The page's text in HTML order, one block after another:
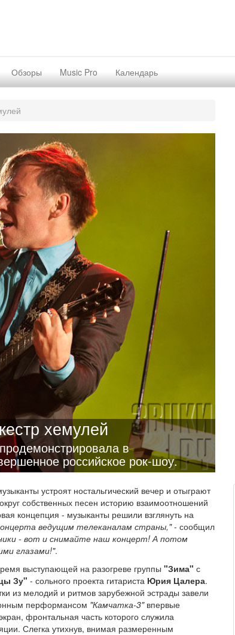
Обзоры Music Pro Календарь
хемулей
в
российское рок-шоу.
устроят ностальгический вечер и отыграют
собственных песен историю взаимоотношений
концепция - музыканты решили взглянуть на
ведущим телеканалам страны,"- сообщил
- вот и снимайте наш концерт! А потом
глазами!".
выступающей на разогреве группы "Зима" с
Зу" - сольного проекта гитариста Юрия Цалера.
из мелодий и ритмов зарубежной эстрады завели
перформансом "Камчатка-3"впервые
фронтальная часть которого служила
Слегка утихнув, внимая размеренным